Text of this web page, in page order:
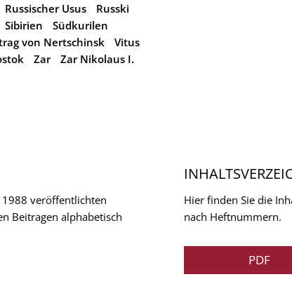
Russischer Usus
Russki
Sibirien
Südkurilen
von Nertschinsk
Vitus
Zar
Zar Nikolaus I.
veröffentlichten
Beitragen alphabetisch
Hier finden Sie die
nach Heftnummern.
PDF